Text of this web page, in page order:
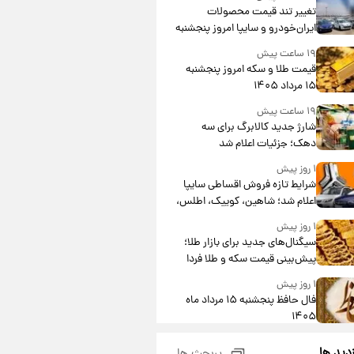
تغییر تند قیمت محصولات
ایران‌خودرو و سایپا امروز پنجشنبه
۱۵ مرداد ۱۴۰۵ +جدول
۱۹ ساعت پیش
قیمت طلا و سکه امروز پنجشنبه
۱۵ مرداد ۱۴۰۵
۱۹ ساعت پیش
شارژ جدید کالابرگ برای سه
دهک؛ جزئیات اعلام شد
۱ روز پیش
شرایط تازه فروش اقساطی سایپا
اعلام شد؛ شاهین، کوییک، اطلس،
سهند و ساینا با اقساط بلندمدت +
جدول۱ روز پیش
سیگنال‌های جدید برای بازار طلا؛
پیش‌بینی قیمت سکه و طلا فردا
۱ روز پیش
فال حافظ پنجشنبه ۱۵ مرداد ماه
۱۴۰۵